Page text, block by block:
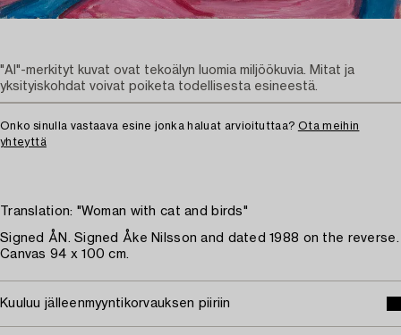
Onko sinulla vastaava esine jonka haluat arvioituttaa? Ota meihin
yhteyttä
Translation: "Woman with cat and birds"
Signed ÅN. Signed Åke Nilsson and dated 1988 on the reverse.
Canvas 94 x 100 cm.
Kuuluu jälleenmyyntikorvauksen piiriin
"AI"-merkityt kuvat ovat tekoälyn luomia miljöökuvia. Mitat ja
yksityiskohdat voivat poiketa todellisesta esineestä.